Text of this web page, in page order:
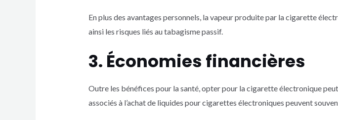
En plus des avantages personnels, la vapeur produite par la cigarette
ainsi les risques liés au tabagisme passif.
3. Économies financières
Outre les bénéfices pour la santé, opter pour la cigarette électronique
associés à l’achat de liquides pour cigarettes électroniques peuvent